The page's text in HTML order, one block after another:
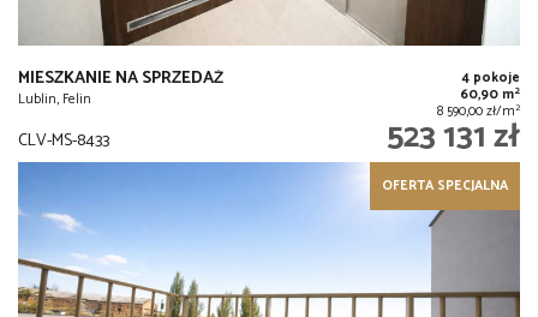
MIESZKANIE NA SPRZEDAŻ
Lublin, Felin
4 pokoje
60,90 m2
8 590,00 zł/m2
CLV-MS-8433 523 131 zł
OFERTA SPECJALNA